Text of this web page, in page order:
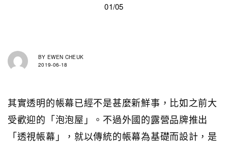
01/05
BY EWEN CHEUK
2019-06-18
其實透明的帳幕已經不是甚麼新鮮事，比如之前大
受歡迎的「泡泡屋」。不過外國的露營品牌推出
「透視帳幕」，就以傳統的帳幕為基礎而設計，是